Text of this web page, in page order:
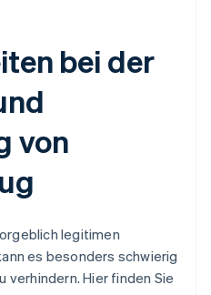
bei der
von
legitimen
es besonders schwierig
verhindern. Hier finden Sie